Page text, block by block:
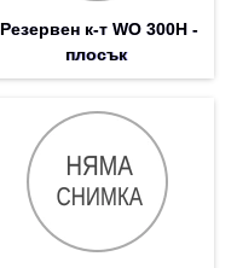
Резервен к-т WO 300H -
плосък